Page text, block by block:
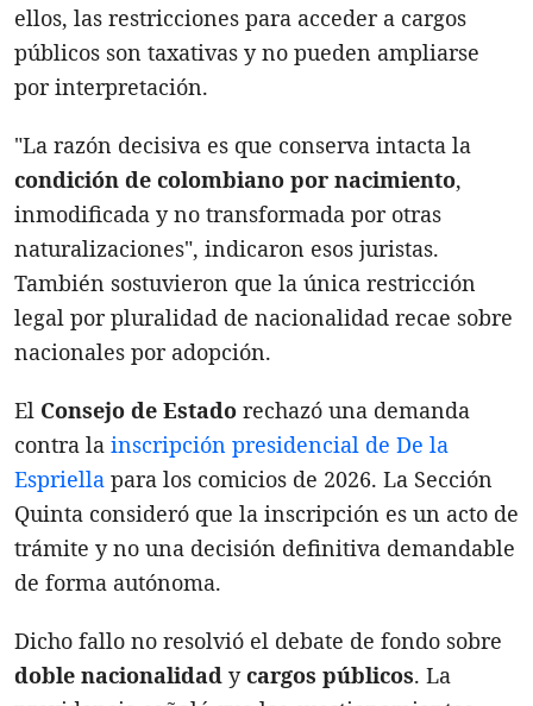
ellos, las restricciones para acceder a cargos
públicos son taxativas y no pueden ampliarse
por interpretación.
"La razón decisiva es que conserva intacta la
condición de colombiano por nacimiento,
inmodificada y no transformada por otras
naturalizaciones", indicaron esos juristas.
También sostuvieron que la única restricción
legal por pluralidad de nacionalidad recae sobre
nacionales por adopción.
El Consejo de Estado rechazó una demanda
contra la inscripción presidencial de De la
Espriella para los comicios de 2026. La Sección
Quinta consideró que la inscripción es un acto de
trámite y no una decisión definitiva demandable
de forma autónoma.
Dicho fallo no resolvió el debate de fondo sobre
doble nacionalidad ycargos públicos. La